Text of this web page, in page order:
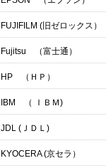
FUJIFILM (旧ゼロックス）
Fujitsu （富士通）
HP （ＨＰ）
IBM （ ＩＢＭ)
JDL (ＪＤＬ)
KYOCERA (京セラ）